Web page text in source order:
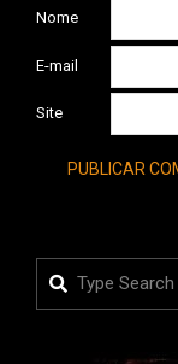
Nome
E-mail
Site
Search